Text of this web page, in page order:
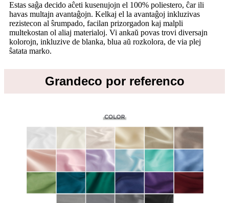
Estas saĝa decido aĉeti kusenujojn el 100% poliestero, ĉar ili
havas multajn avantaĝojn. Kelkaj el la avantaĝoj inkluzivas
rezistecon al ŝrumpado, facilan prizorgadon kaj malpli
multekostan ol aliaj materialoj. Vi ankaŭ povas trovi diversajn
kolorojn, inkluzive de blanka, blua aŭ rozkolora, de via plej
ŝatata marko.
Grandeco por referenco